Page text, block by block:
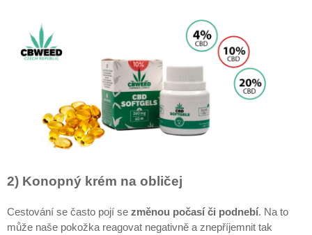
2) Konopný krém na obličej
Cestování se často pojí se změnou počasí či podnebí. Na to
může naše pokožka reagovat negativně a znepříjemnit tak